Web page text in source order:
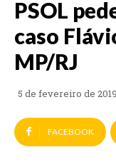
PSOL
caso
MP/RJ
5 de fevereiro de 2019
FACEBOOK